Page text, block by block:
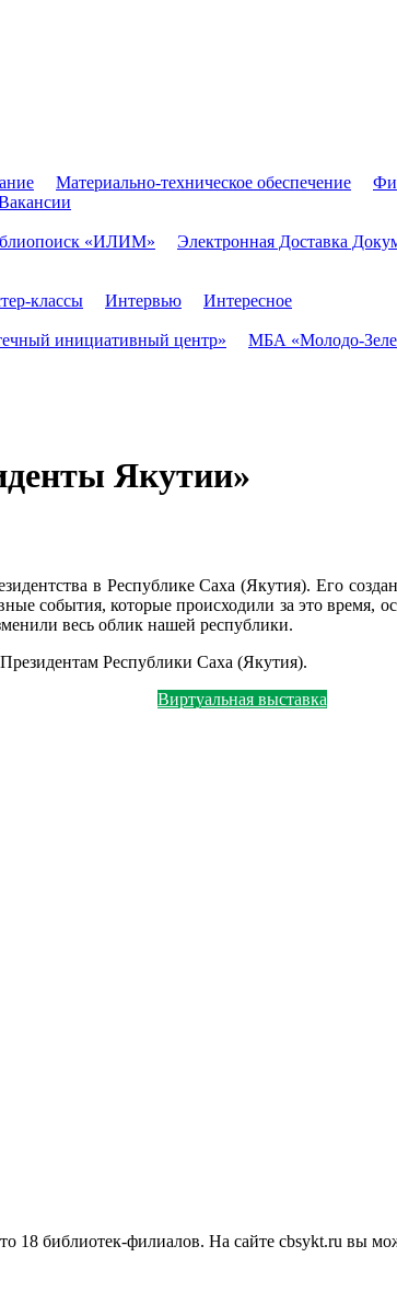
Материально-техническое обеспечение
«ИЛИМ» Электронная Доставка
классы Интервью
Интересное
инициативный центр» МБА «Молодо-
Якутии»
в Республике Саха (Якутия). Его
события, которые происходили за это
весь облик нашей республики.
Республики Саха (Якутия).
Виртуальная выставка
18 библиотек-филиалов. На сайте cbsykt.ru вы